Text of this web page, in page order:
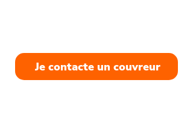
Je contacte un couvreur